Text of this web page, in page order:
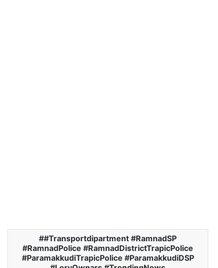
#Transportdipartment #RamnadSP
#RamnadPolice #RamnadDistrictTrapicPolice
#ParamakkudiTrapicPolice #ParamakkudiDSP